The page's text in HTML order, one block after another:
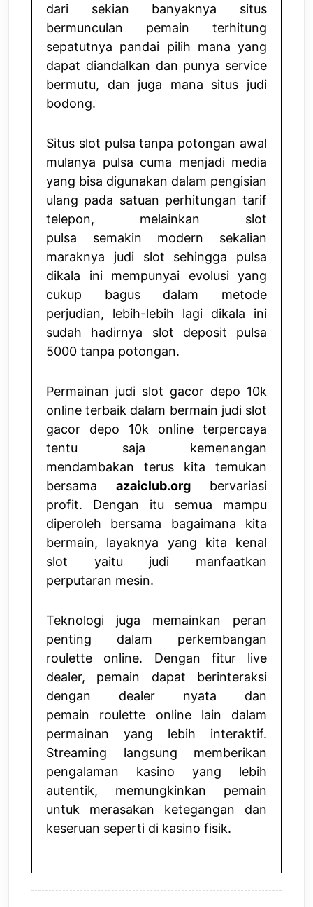
dari sekian banyaknya situs
bermunculan pemain terhitung
sepatutnya pandai pilih mana yang
dapat diandalkan dan punya service
bermutu, dan juga mana situs judi
bodong.
Situs slot pulsa tanpa potongan awal
mulanya pulsa cuma menjadi media
yang bisa digunakan dalam pengisian
ulang pada satuan perhitungan tarif
telepon, melainkan slot
pulsa semakin modern sekalian
maraknya judi slot sehingga pulsa
dikala ini mempunyai evolusi yang
cukup bagus dalam metode
perjudian, lebih-lebih lagi dikala ini
sudah hadirnya slot deposit pulsa
5000 tanpa potongan.
Permainan judi slot gacor depo 10k
online terbaik dalam bermain judi slot
gacor depo 10k online terpercaya
tentu saja kemenangan
mendambakan terus kita temukan
bersama azaiclub.org bervariasi
profit. Dengan itu semua mampu
diperoleh bersama bagaimana kita
bermain, layaknya yang kita kenal
slot yaitu judi manfaatkan
perputaran mesin.
Teknologi juga memainkan peran
penting dalam perkembangan
roulette online. Dengan fitur live
dealer, pemain dapat berinteraksi
dengan dealer nyata dan
pemain roulette onlinelain dalam
permainan yang lebih interaktif.
Streaming langsung memberikan
pengalaman kasino yang lebih
autentik, memungkinkan pemain
untuk merasakan ketegangan dan
keseruan seperti di kasino fisik.